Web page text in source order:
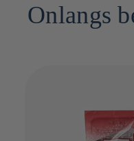
Sel : 0g
Onlangs